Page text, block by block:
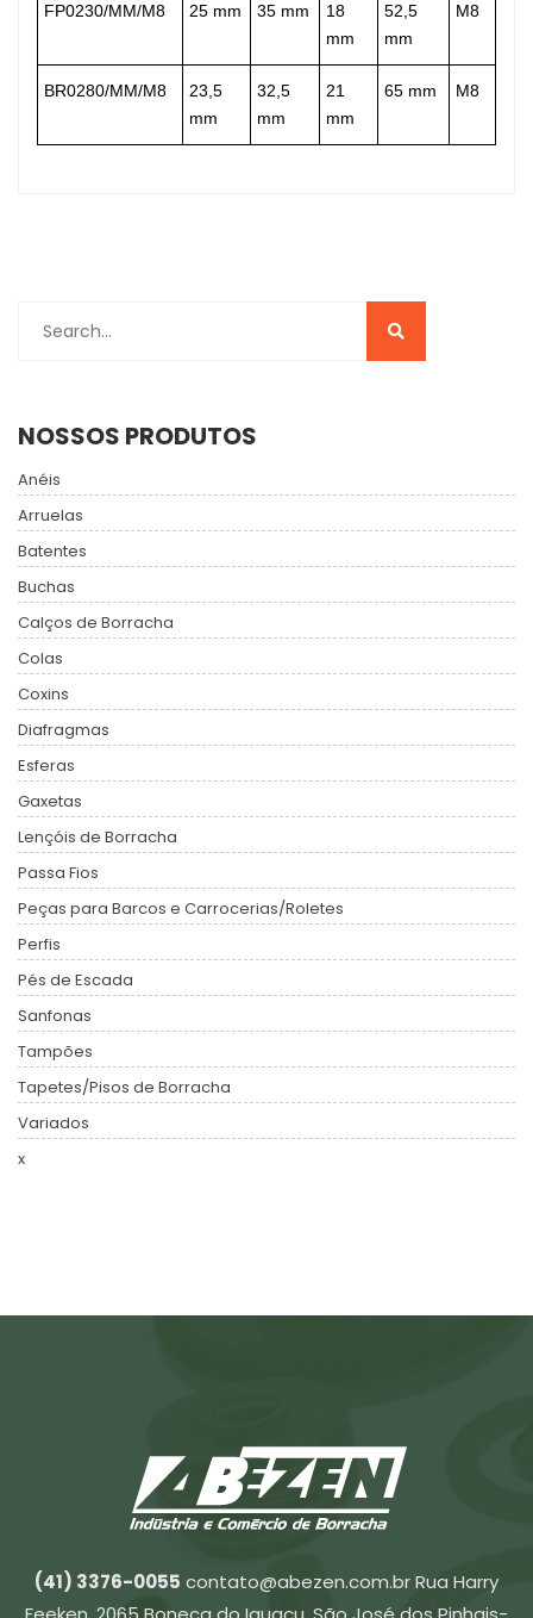
FP0230/MM/M8 25 mm 35 mm
18
mm
52,5
mm
M8
BR0280/MM/M8
23,5
mm
32,5
mm
21
mm
65 mm M8
NOSSOS PRODUTOS
Anéis
Arruelas
Batentes
Buchas
Calços de Borracha
Colas
Coxins
Diafragmas
Esferas
Gaxetas
Lençóis de Borracha
Passa Fios
Peças para Barcos e Carrocerias/Roletes
Perfis
Pés de Escada
Sanfonas
Tampões
Tapetes/Pisos de Borracha
Variados
x
(41) 3376-0055 contato@abezen.com.brRua Harry